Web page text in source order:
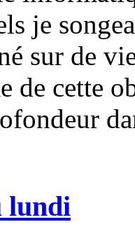
je
sur de
de cette
lundi